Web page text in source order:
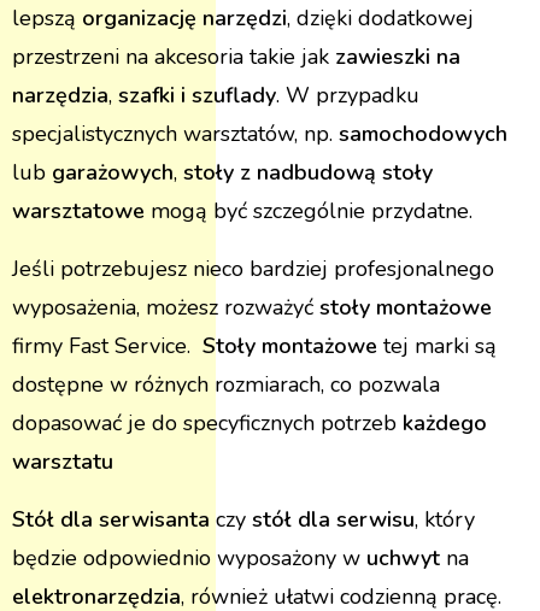
lepszą organizację narzędzi, dzięki dodatkowej
przestrzeni na akcesoria takie jak zawieszki na
narzędzia, szafki i szuflady. W przypadku
specjalistycznych warsztatów, np. samochodowych
lub garażowych, stoły z nadbudową stoły
warsztatowe mogą być szczególnie przydatne.
Jeśli potrzebujesz nieco bardziej profesjonalnego
wyposażenia, możesz rozważyć stoły montażowe
firmy Fast Service. Stoły montażowe tej marki są
dostępne w różnych rozmiarach, co pozwala
dopasować je do specyficznych potrzeb każdego
warsztatu
Stół dla serwisanta czy stół dla serwisu, który
będzie odpowiednio wyposażony w uchwyt na
elektronarzędzia, również ułatwi codzienną pracę.